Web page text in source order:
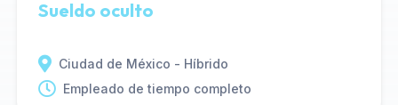
Sueldo oculto
Ciudad de México - Híbrido
Empleado de tiempo completo